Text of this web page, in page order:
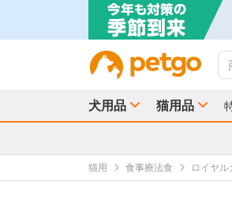
犬用品 猫用品
猫用 食事療法食 ロイヤ